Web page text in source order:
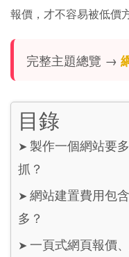
報價，才不容易被低價
完整主題總覽 →
目錄
➤ 製作一個網站要
抓？
➤ 網站建置費用包
多？
➤ 一頁式網頁報價